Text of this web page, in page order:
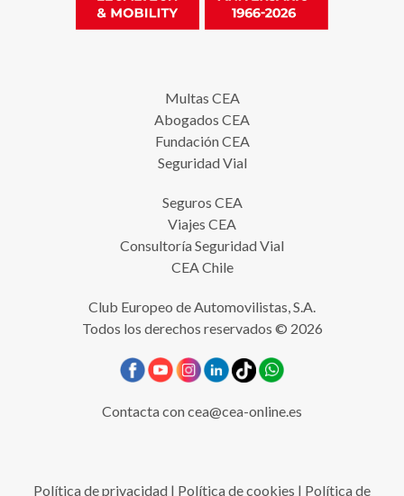
Multas CEA
Abogados CEA
Fundación CEA
Seguridad Vial
Seguros CEA
Viajes CEA
Consultoría Seguridad Vial
CEA Chile
Club Europeo de Automovilistas, S.A.
Todos los derechos reservados © 2026
Contacta concea@cea-online.es
Política de privacidad | Política de cookies | Política de